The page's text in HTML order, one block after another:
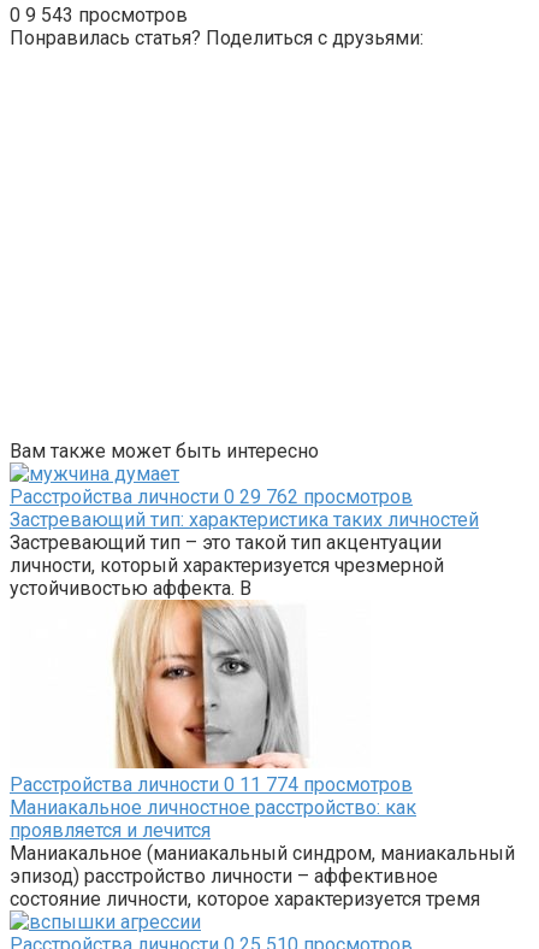
0 9 543 просмотров
Понравилась статья? Поделиться с друзьями:
Вам также может быть интересно
Расстройства личности 0 29 762 просмотров
Застревающий тип: характеристика таких личностей
Застревающий тип – это такой тип акцентуации
личности, который характеризуется чрезмерной
устойчивостью аффекта. В
Расстройства личности 0 11 774 просмотров
Маниакальное личностное расстройство: как
проявляется и лечится
Маниакальное (маниакальный синдром, маниакальный
эпизод) расстройство личности – аффективное
состояние личности, которое характеризуется тремя
Расстройства личности 0 25 510 просмотров